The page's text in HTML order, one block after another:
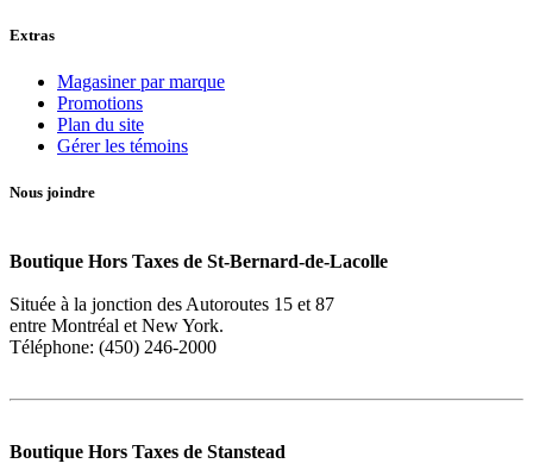
Extras
Magasiner par marque
Promotions
Plan du site
Gérer les témoins
Nous joindre
Boutique Hors Taxes de St-Bernard-de-Lacolle
Située à la jonction des Autoroutes 15 et 87
entre Montréal et New York.
Téléphone: (450) 246-2000
Boutique Hors Taxes de Stanstead